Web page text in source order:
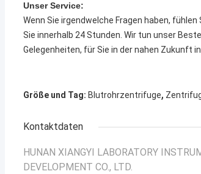
Unser Service:
Wenn Sie irgendwelche Fragen haben,
Sie innerhalb 24 Stunden. Wir tun unser
Gelegenheiten, für Sie in der nahen Zukunft
Größe und Tag: Blutrohrzentrifuge,
Kontaktdaten
HUNAN XIANGYI LABORATORY
DEVELOPMENT CO., LTD.